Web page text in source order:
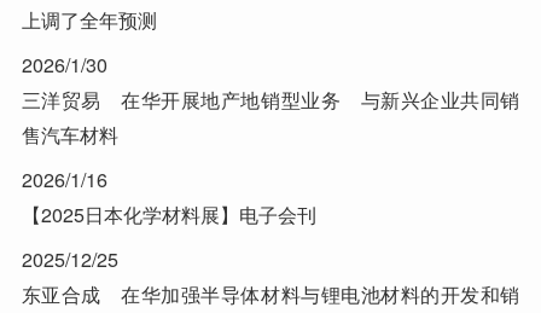
上调了全年预测
2026/1/30
三洋贸易 在华开展地产地销型业务 与新兴企业共同销
售汽车材料
2026/1/16
【2025日本化学材料展】电子会刊
2025/12/25
东亚合成 在华加强半导体材料与锂电池材料的开发和销